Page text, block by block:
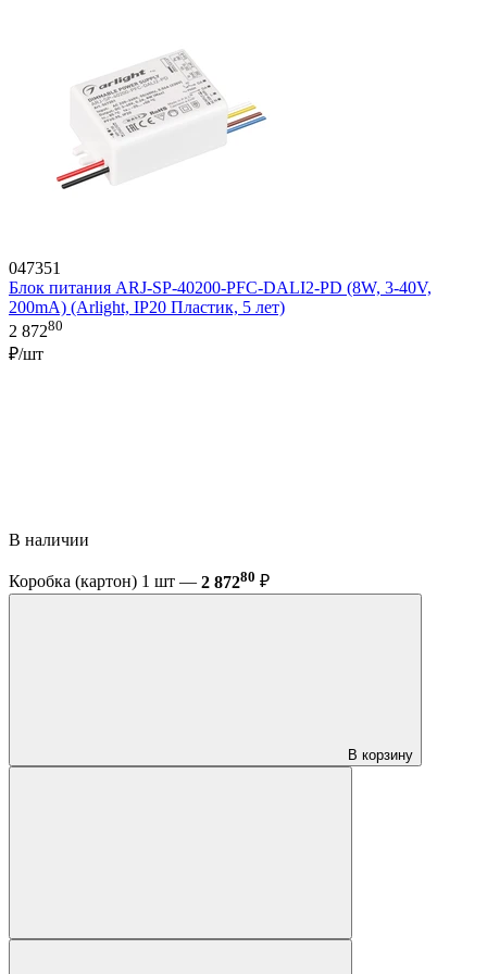
047351
Блок питания ARJ-SP-40200-PFC-DALI2-PD (8W, 3-40V,
200mA) (Arlight, IP20 Пластик, 5 лет)
2 87280
₽/шт
В наличии
Коробка (картон) 1 шт — 2 87280 ₽
В корзину